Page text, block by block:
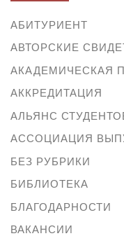
АБИТУРИЕНТ
АВТОРСКИЕ
АКАДЕМИЧЕСКАЯ
АККРЕДИТАЦИЯ
АЛЬЯНС
АССОЦИАЦИЯ
БЕЗ РУБРИКИ
БИБЛИОТЕКА
БЛАГОДАРНОСТИ
ВАКАНСИИ